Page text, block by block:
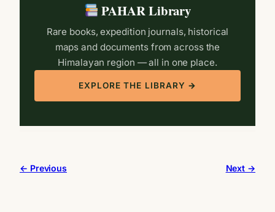
PAHAR Library
Rare books, expedition journals, historical
maps and documents from across the
Himalayan region — all in one place.
EXPLORE THE LIBRARY →
← Previous Next →